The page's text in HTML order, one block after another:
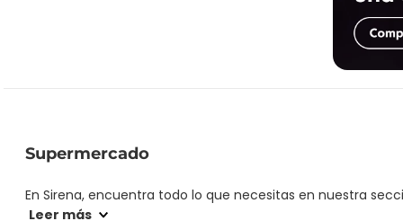
Supermercado
En Sirena, encuentra todo lo que necesitas en nuestra
hasta los mejores precios y ofertas exclusivas. ¡Haz tu
Leer más